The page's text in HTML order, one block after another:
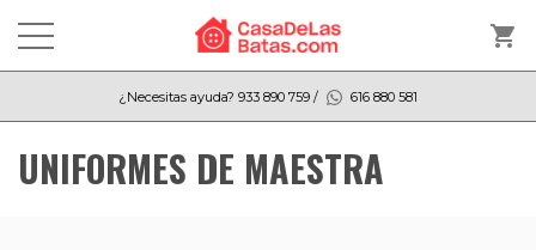
shopping_cart
¿Necesitas ayuda? 933 890 759 / 616 880 581
UNIFORMES DE MAESTRA